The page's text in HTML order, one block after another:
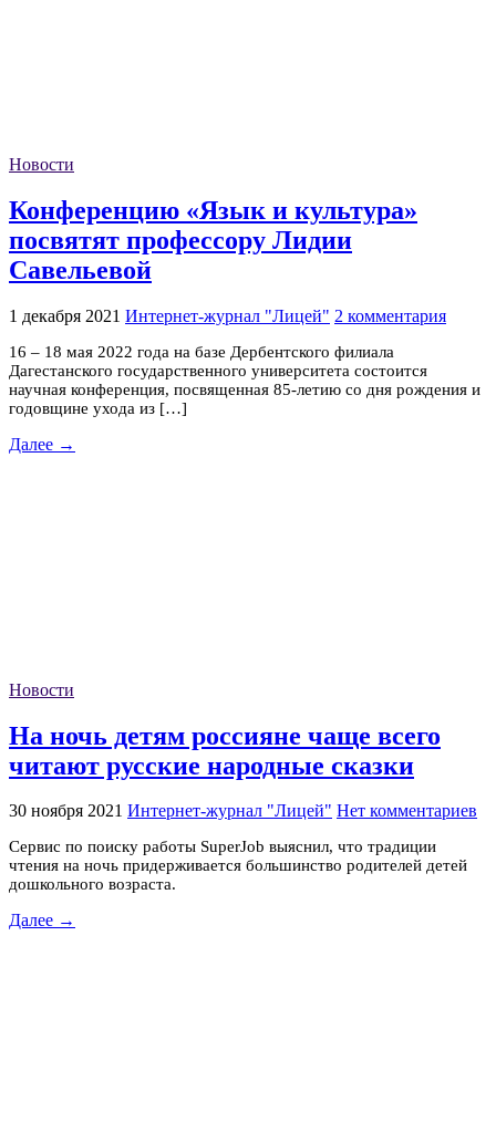
Новости
Конференцию «Язык и культура»
посвятят профессору Лидии
Савельевой
1 декабря 2021 Интернет-журнал "Лицей" 2 комментария
16 – 18 мая 2022 года на базе Дербентского филиала
Дагестанского государственного университета состоится
научная конференция, посвященная 85-летию со дня рождения и
годовщине ухода из […]
Далее →
Новости
На ночь детям россияне чаще всего
читают русские народные сказки
30 ноября 2021 Интернет-журнал "Лицей" Нет комментариев
Сервис по поиску работы SuperJob выяснил, что традиции
чтения на ночь придерживается большинство родителей детей
дошкольного возраста.
Далее →